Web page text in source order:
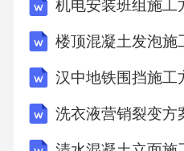
发灵敏度或上升时间参
监测技术放置食管气囊
评估患者实际呼吸努力
模式切换（如PCV至
机电安装班组施工
楼顶混凝土发泡施
汉中地铁围挡施工
洗衣液营销裂变方